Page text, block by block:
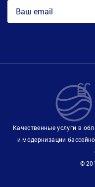
Качественные услуги в
и модернизации
©